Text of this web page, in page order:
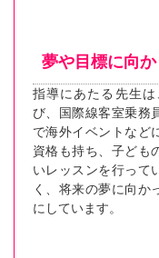
夢や目標に向
指導にあたる先生
び、国際線客室乗務
で海外イベントなど
資格も持ち、子ども
いレッスンを行って
く、将来の夢に向か
にしています。